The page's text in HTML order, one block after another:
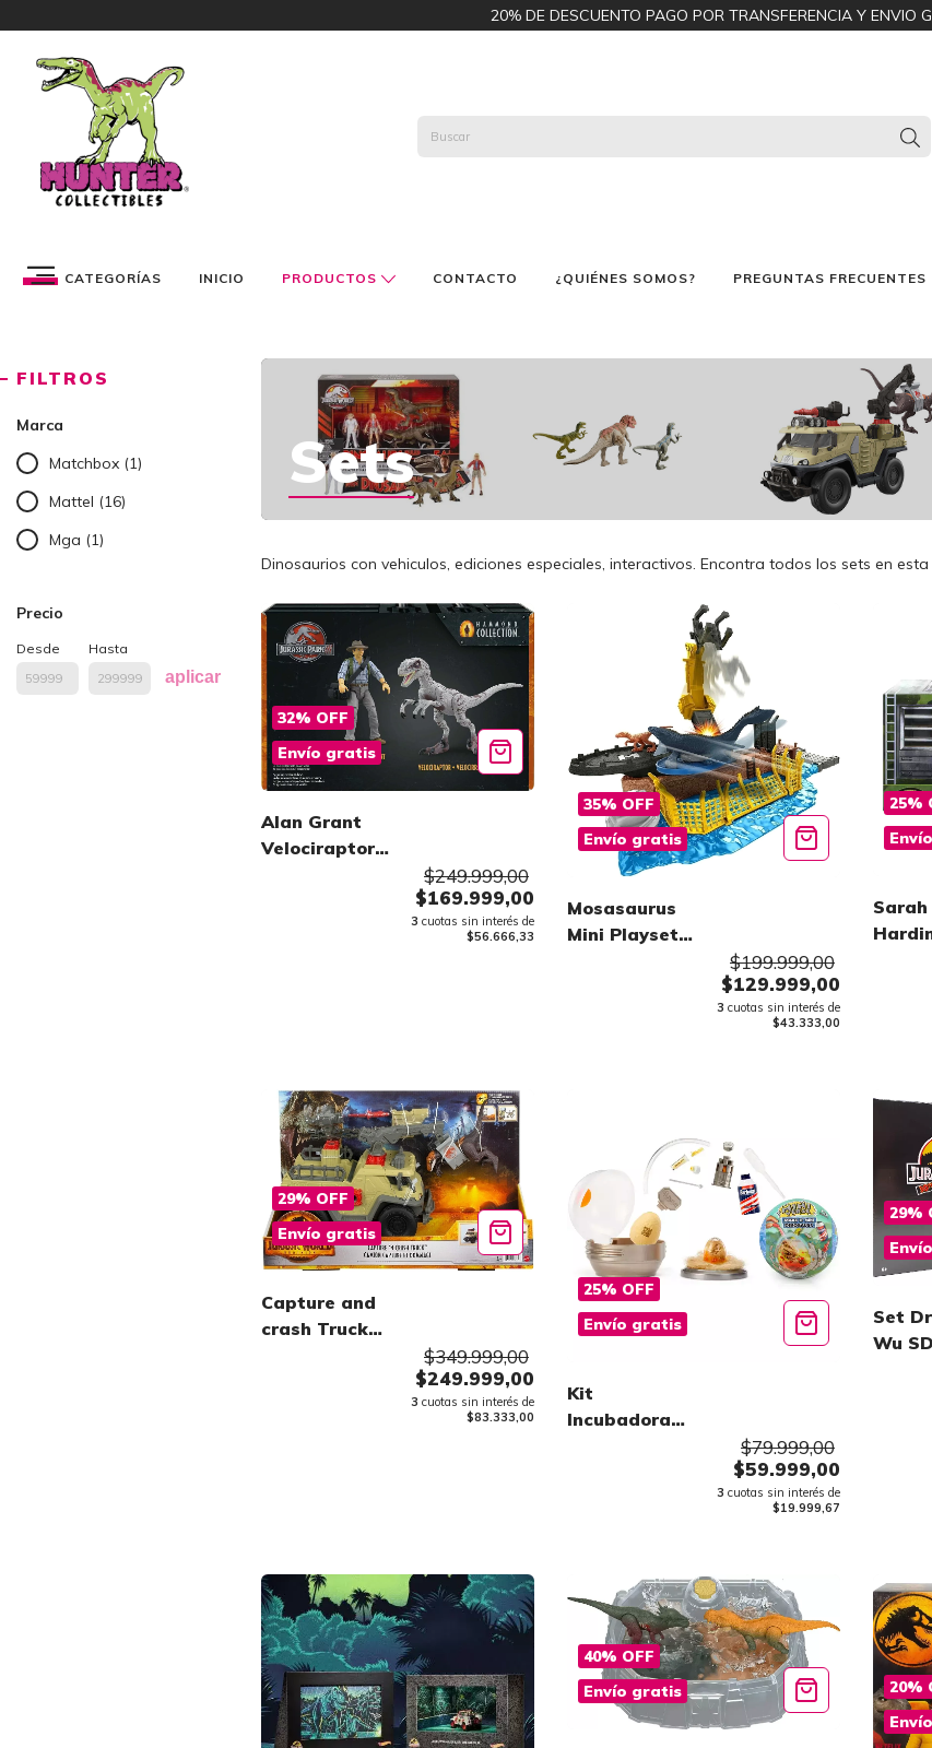
20% DE DESCUENTO PAGO POR TRANSFERENCIA Y ENVIO
CATEGORÍAS INICIO PRODUCTOS CONTACTO ¿QUIÉNES SOMOS? PREGUNTAS FRECUENTES
FILTROS
Marca
Matchbox (1)
Mattel (16)
Mga (1)
Precio
Desde Hasta
aplicar
Sets
Dinosaurios con vehiculos, ediciones especiales, interactivos. Encontra todos los sets en esta
32% OFF
Envío gratis
Alan Grant
Velociraptor
$249.999,00
$169.999,00
3 cuotas sin interés de
$56.666,33
35% OFF
Envío gratis
Mosasaurus
Mini Playset
$199.999,00
$129.999,00
3 cuotas sin interés de
$43.333,00
25%
Sarah
29% OFF
Envío gratis
Capture and
crash Truck
$349.999,00
$249.999,00
3 cuotas sin interés de
$83.333,00
25% OFF
Envío gratis
Kit
Incubadora
$79.999,00
$59.999,00
3 cuotas sin interés de
$19.999,67
29%
Set
Wu
40% OFF
Envío gratis
20%